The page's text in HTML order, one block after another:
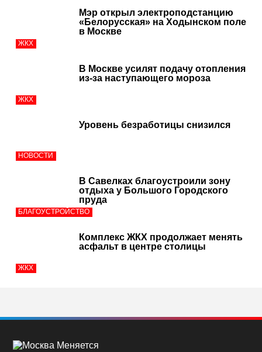
ЖКХ
Мэр открыл электроподстанцию
«Белорусская» на Ходынском поле
в Москве
ЖКХ
В Москве усилят подачу отопления
из-за наступающего мороза
НОВОСТИ
Уровень безработицы снизился
БЛАГОУСТРОЙСТВО
В Савелках благоустроили зону
отдыха у Большого Городского
пруда
ЖКХ
Комплекс ЖКХ продолжает менять
асфальт в центре столицы